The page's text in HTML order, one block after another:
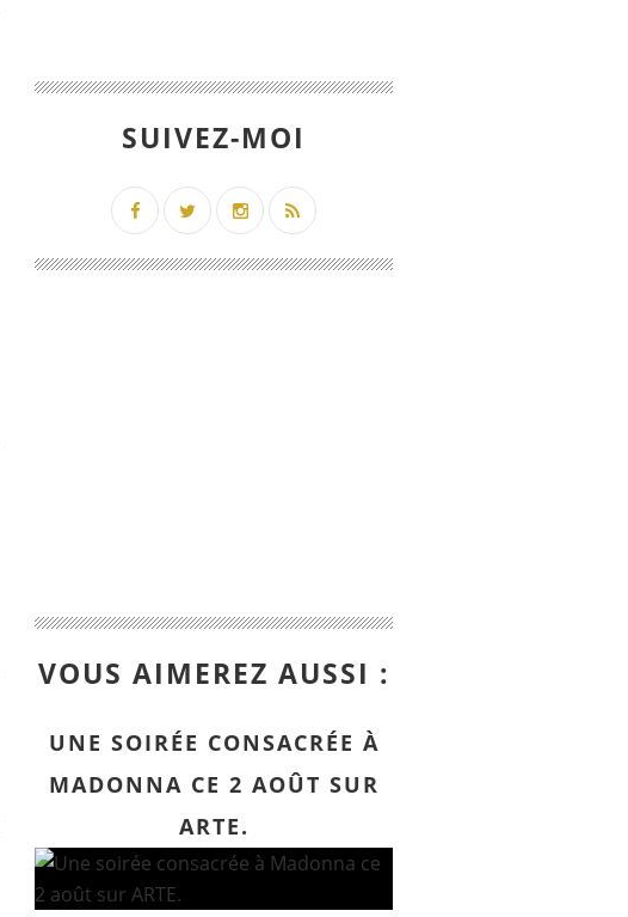
SUIVEZ-MOI
VOUS AIMEREZ AUSSI :
UNE SOIRÉE CONSACRÉE À
MADONNA CE 2 AOÛT SUR
ARTE.